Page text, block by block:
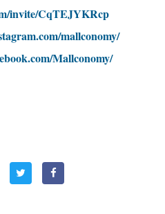
invite/CqTEJYKRcp
mallconomy/
Mallconomy/